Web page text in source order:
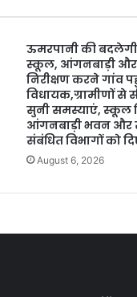
ऊमरपानी की बदलेगी
स्कूल, आंगनबाड़ी
निरीक्षण करने गांव
विधायक,ग्रामीणों से
सुनी समस्याएं, स्कूल
आंगनबाड़ी भवन और
संबंधित विभागों को
August 6, 2026